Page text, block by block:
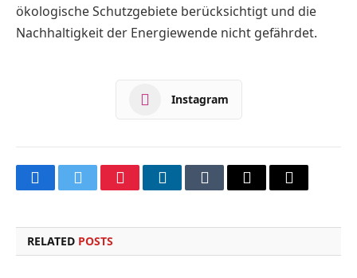
ökologische Schutzgebiete berücksichtigt und die
Nachhaltigkeit der Energiewende nicht gefährdet.
Instagram
FacebookTwitterPinterestLinkedInTumblrEmail
Copy
RELATED POSTS